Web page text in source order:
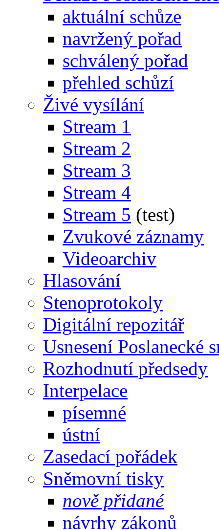
aktuální schůze
navržený pořad
schválený pořad
přehled schůzí
Živé vysílání
Stream 1
Stream 2
Stream 3
Stream 4
Stream 5 (test)
Zvukové záznamy
Videoarchiv
Hlasování
Stenoprotokoly
Digitální repozitář
Usnesení Poslanecké
Rozhodnutí předsedy
Interpelace
písemné
ústní
Zasedací pořádek
Sněmovní tisky
nově přidané
návrhy zákonů